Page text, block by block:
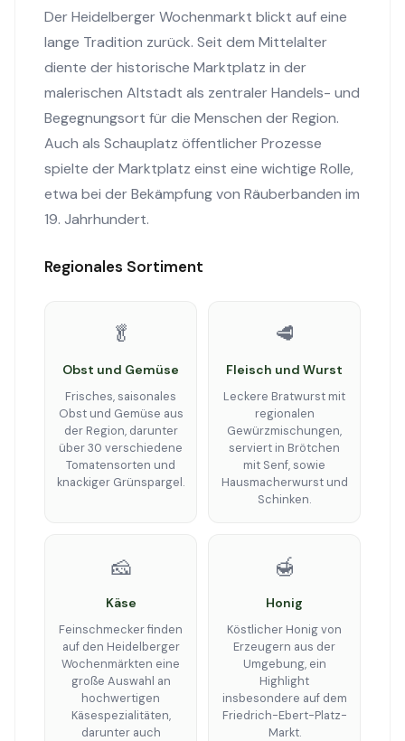
Der Heidelberger Wochenmarkt blickt auf eine
lange Tradition zurück. Seit dem Mittelalter
diente der historische Marktplatz in der
malerischen Altstadt als zentraler Handels- und
Begegnungsort für die Menschen der Region.
Auch als Schauplatz öffentlicher Prozesse
spielte der Marktplatz einst eine wichtige Rolle,
etwa bei der Bekämpfung von Räuberbanden im
19. Jahrhundert.
Regionales Sortiment
🥬
Obst und Gemüse
Frisches, saisonales
Obst und Gemüse aus
der Region, darunter
über 30 verschiedene
Tomatensorten und
knackiger Grünspargel.
🥩
Fleisch und Wurst
Leckere Bratwurst mit
regionalen
Gewürzmischungen,
serviert in Brötchen
mit Senf, sowie
Hausmacherwurst und
Schinken.
🧀
Käse
Feinschmecker finden
auf den Heidelberger
Wochenmärkten eine
große Auswahl an
hochwertigen
Käsespezialitäten,
darunter auch
🍯
Honig
Köstlicher Honig von
Erzeugern aus der
Umgebung, ein
Highlight
insbesondere auf dem
Friedrich-Ebert-Platz-
Markt.